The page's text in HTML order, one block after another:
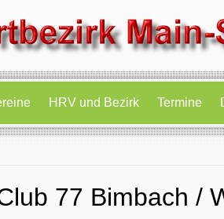
HRV und Bezirk Termine
77 Bimbach /